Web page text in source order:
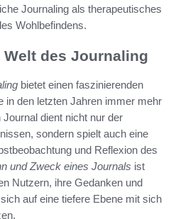
Journaling als therapeutisches
Wohlbefindens.
des Journaling
bietet einen faszinierenden
in den letzten Jahren immer mehr
dient nicht nur der
sondern spielt auch eine
und Reflexion des
und Zweck eines Journals ist
Nutzern, ihre Gedanken und
auf eine tiefere Ebene mit sich